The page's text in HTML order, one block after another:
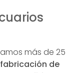
más de 25
de